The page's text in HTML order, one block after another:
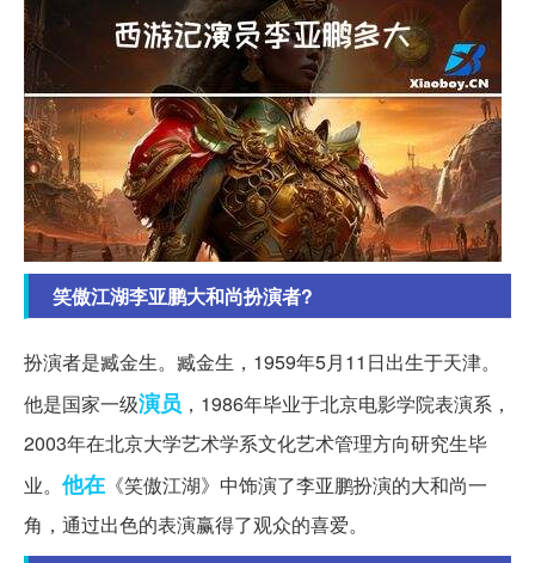
笑傲江湖李亚鹏大和尚扮演者?
扮演者是臧金生。臧金生，1959年5月11日出生于天津。
他是国家一级演员 ，1986年毕业于北京电影学院表演系，
2003年在北京大学艺术学系文化艺术管理方向研究生毕
业。 他在 《笑傲江湖》中饰演了李亚鹏扮演的大和尚一
角，通过出色的表演赢得了观众的喜爱。